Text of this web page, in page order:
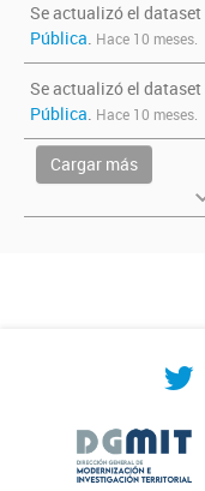
Se actualizó el dataset
Pública. Hace 10 meses.
Se actualizó el dataset
Pública. Hace 10 meses.
Cargar más